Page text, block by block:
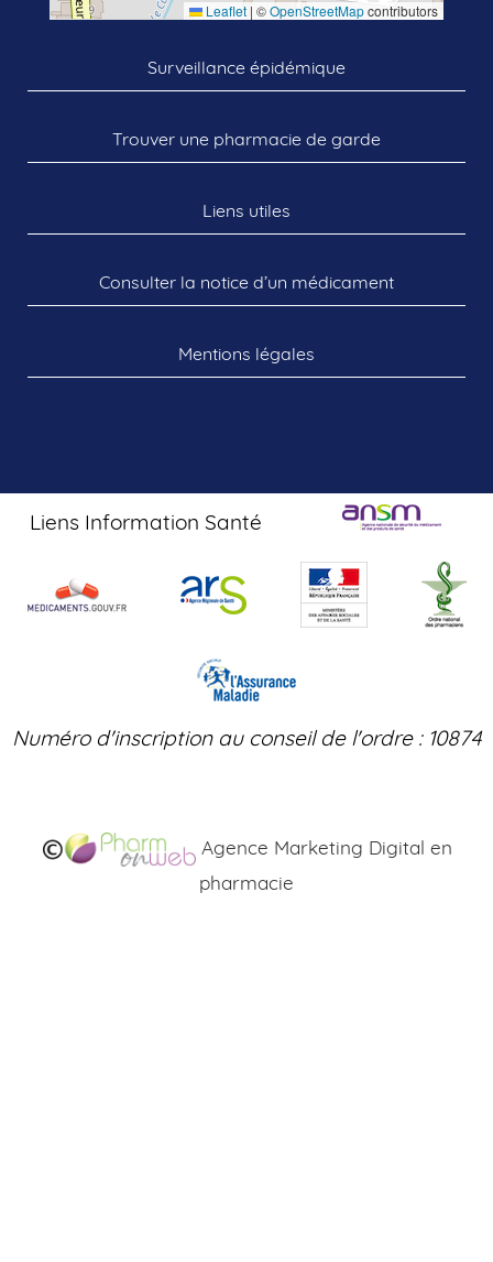
Leaflet | ©OpenStreetMapcontributors
Surveillance épidémique
Trouver une pharmacie de garde
Liens utiles
Consulter la notice d’un médicament
Mentions légales
Liens Information Santé
Numéro d'inscription au conseil de l'ordre : 10874
Agence Marketing Digital en
pharmacie